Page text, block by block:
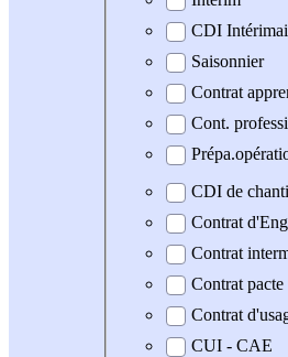
CDI
Saisonnier
Contrat
Cont.
CDI de
Contrat
Contrat
Contrat pacte
Contrat
CUI - CAE